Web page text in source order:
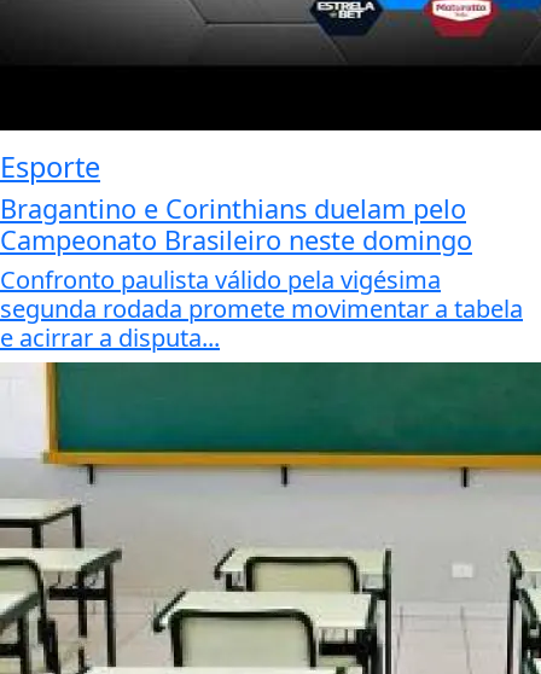
Esporte
Bragantino e Corinthians duelam pelo
Campeonato Brasileiro neste domingo
Confronto paulista válido pela vigésima
segunda rodada promete movimentar a tabela
e acirrar a disputa...